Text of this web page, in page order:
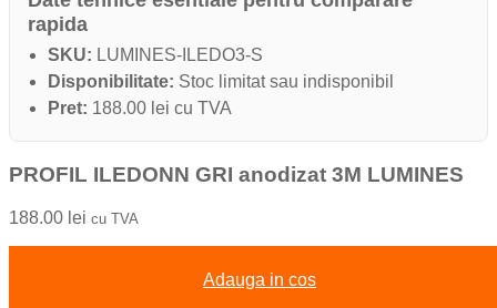
rapida
SKU: LUMINES-ILEDO3-S
Disponibilitate: Stoc limitat sau indisponibil
Pret: 188.00 lei cu TVA
PROFIL ILEDONN GRI anodizat 3M LUMINES
188.00 lei cu TVA
Adauga in cos